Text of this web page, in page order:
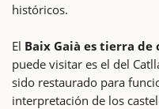
históricos.
El Baix Gaià es tierra de
puede visitar es el del
sido restaurado para
interpretación de los